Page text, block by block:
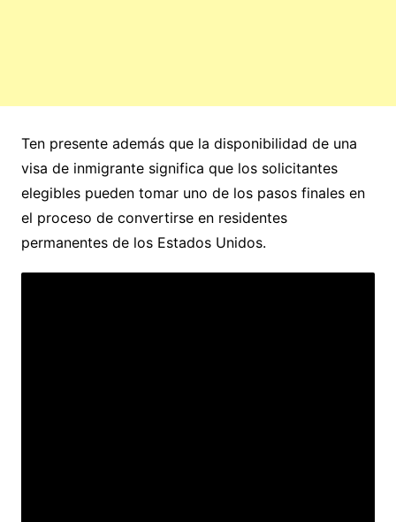
Ten presente además que la disponibilidad de una
visa de inmigrante significa que los solicitantes
elegibles pueden tomar uno de los pasos finales en
el proceso de convertirse en residentes
permanentes de los Estados Unidos.